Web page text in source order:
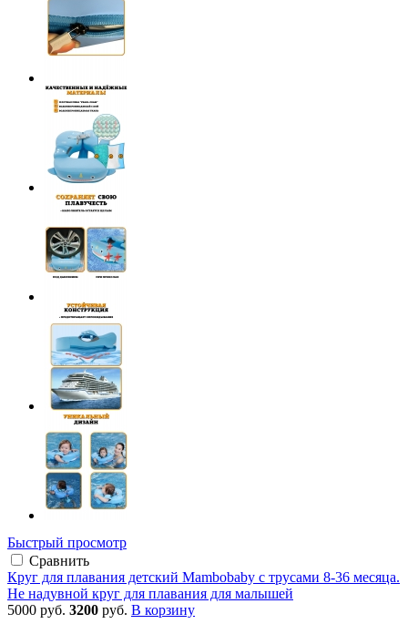
Быстрый просмотр
Сравнить
Круг для плавания детский Mambobaby с трусами 8-36 месяца.
Не надувной круг для плавания для малышей
5000 руб. 3200 руб. В корзину